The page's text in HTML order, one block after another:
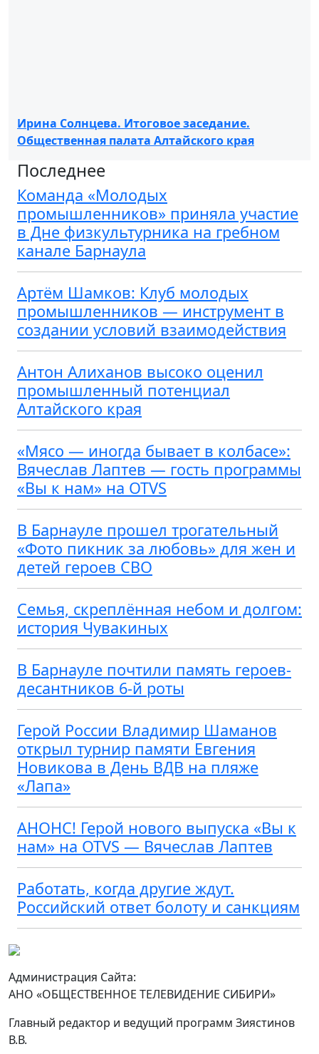
Ирина Солнцева. Итоговое заседание.
Общественная палата Алтайского края
Последнее
Команда «Молодых
промышленников» приняла участие
в Дне физкультурника на гребном
канале Барнаула
Артём Шамков: Клуб молодых
промышленников — инструмент в
создании условий взаимодействия
Антон Алиханов высоко оценил
промышленный потенциал
Алтайского края
«Мясо — иногда бывает в колбасе»:
Вячеслав Лаптев — гость программы
«Вы к нам» на OTVS
В Барнауле прошел трогательный
«Фото пикник за любовь» для жен и
детей героев СВО
Семья, скреплённая небом и долгом:
история Чувакиных
В Барнауле почтили память героев-
десантников 6-й роты
Герой России Владимир Шаманов
открыл турнир памяти Евгения
Новикова в День ВДВ на пляже
«Лапа»
АНОНС! Герой нового выпуска «Вы к
нам» на OTVS — Вячеслав Лаптев
Работать, когда другие ждут.
Российский ответ болоту и санкциям
Администрация Сайта:
АНО «ОБЩЕСТВЕННОЕ ТЕЛЕВИДЕНИЕ СИБИРИ»
Главный редактор и ведущий программ Зиястинов
В.В.